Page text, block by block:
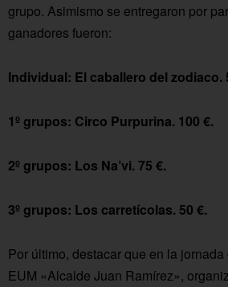
grupo. Asimismo se entregaron por
ganadores fueron:
Individual: El caballero del zodiaco.
1º grupos: Circo Purpurina. 100 €.
2º grupos: Los Na’vi. 75 €.
3º grupos: Los carretícolas. 50 €.
Por último, destacar que en la jornada
EUM «Alcalde Juan Ramírez»,